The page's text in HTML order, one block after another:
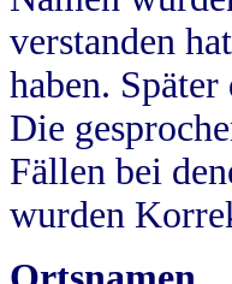
verstanden
haben.
Die
Fällen bei
wurden